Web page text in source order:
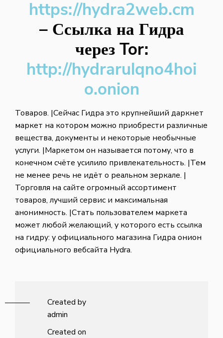
https://hydra2web.cm
– Ссылка на Гидра
через Tor:
http://hydrarulqno4hoi
o.onion
Товаров. |Сейчас Гидра это крупнейший даркнет
маркет на котором можно приобрести различные
вещества, документы и некоторые необычные
услуги. |Маркетом он называется потому, что в
конечном счёте усилило привлекательность. |Тем
не менее речь не идёт о реальном зеркале. |
Торговля на сайте огромный ассортимент
товаров, лучший сервис и максимальная
анонимность. |Стать пользователем маркета
может любой желающий, у которого есть ссылка
на гидру: у официального магазина Гидра онион
официального вебсайта Hydra.
Created by
admin
Created on